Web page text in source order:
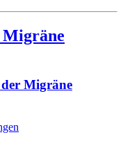
Migräne
Migräne